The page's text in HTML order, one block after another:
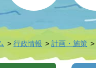
行政情報 計画・施策